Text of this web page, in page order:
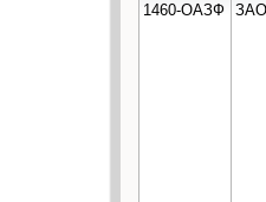
1460-ОАЗФ